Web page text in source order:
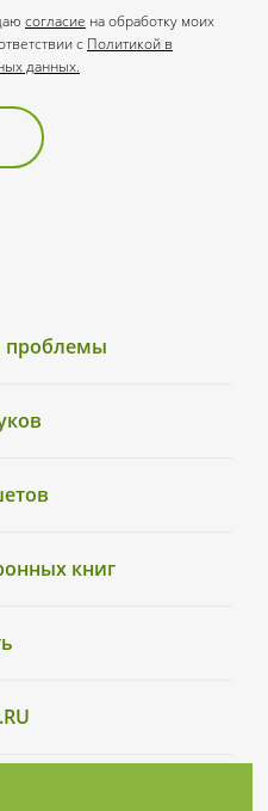
проблемы
книг
согласие на обработку моих
с Политикой в
данных.